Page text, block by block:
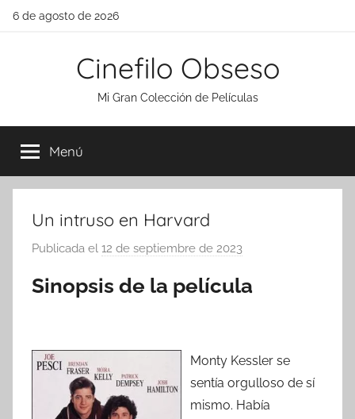
Saltar
6 de agosto de 2026
Cinefilo Obseso
Mi Gran Colección de Películas
Menú
Un intruso en Harvard
Publicada el 12 de septiembre de 2023
r
Sinopsis de la película
Monty Kessler se
sentía orgulloso de sí
mismo. Había